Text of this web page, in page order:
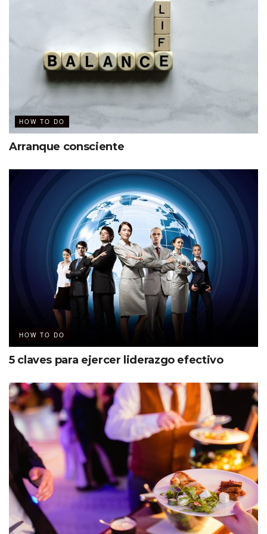
Invierte en tu capacitación y la de tus colaboradores
No los culpes de tu fracaso, asume tu responsabilidad
e involúcralos en el desarrollo
Si vas a invertir en tecnología asesórate con expertos
para incorporarla de la mejor manera
Lo más importante, cambia tu mentalidad
Actúa de manera distinta para tener resultados
23 centímetros de emprendimiento
Nicolás Robles comparte esta guía para contribuir a que
los emprendedores impulsen sus proyectos. En estas hojas
comparte cómo es el camino de quienes se aventuran en
nuevos proyectos y cuáles son las caídas principales. “En
este libro comparto historias que revelan lo que he hecho
bien y no tan bien, y comparto caminos para avanzar más
rápido…a los once años quedé huérfano de padre y los
negocios me ayudaron a salir adelante” comparte el autor
HOW TO DO
Arranque consciente
HOW TO DO
5 claves para ejercer liderazgo efectivo